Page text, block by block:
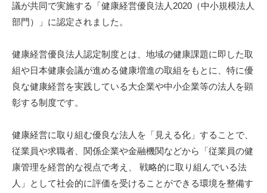
議が共同で実施する「健康経営優良法人2020（中小規模法人
部門）」に認定されました。
健康経営優良法人認定制度とは、地域の健康課題に即した取
組や日本健康会議が進める健康増進の取組をもとに、特に優
良な健康経営を実践している大企業や中小企業等の法人を顕
彰する制度です。
健康経営に取り組む優良な法人を「見える化」することで、
従業員や求職者、関係企業や金融機関などから「従業員の健
康管理を経営的な視点で考え、 戦略的に取り組んでいる法
人」として社会的に評価を受けることができる環境を整備す